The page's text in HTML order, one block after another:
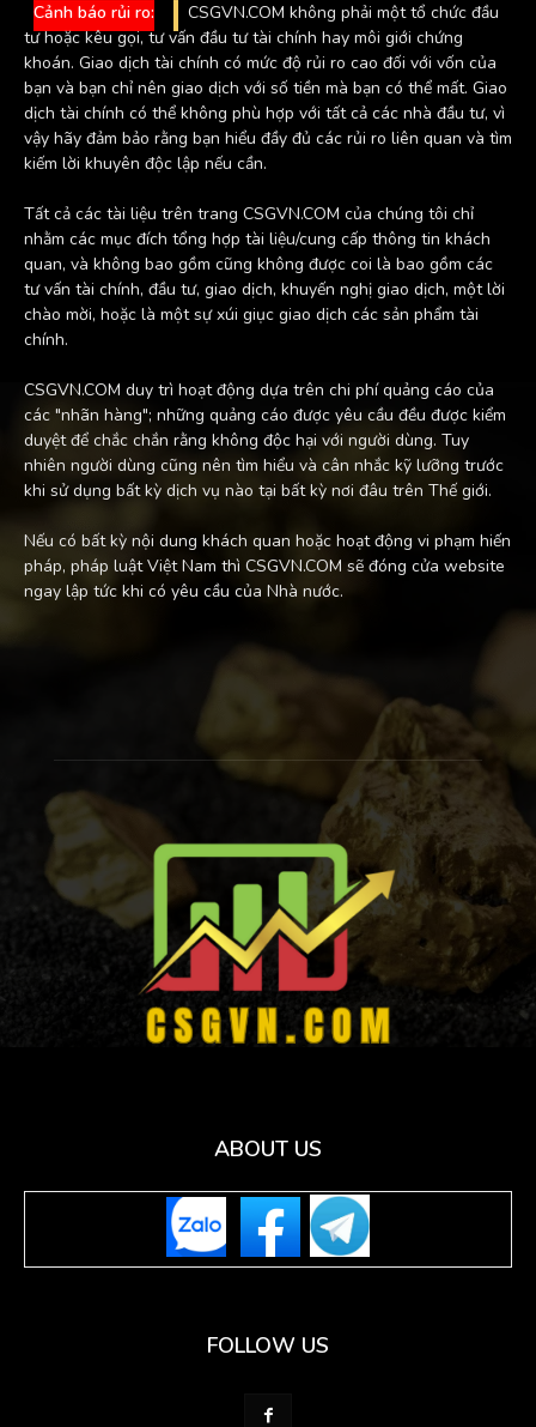
Cảnh báo rủi ro:
CSGVN.COM không phải một tổ chức đầu
tư hoặc kêu gọi, tư vấn đầu tư tài chính hay môi giới chứng
khoán. Giao dịch tài chính có mức độ rủi ro cao đối với vốn của
bạn và bạn chỉ nên giao dịch với số tiền mà bạn có thể mất. Giao
dịch tài chính có thể không phù hợp với tất cả các nhà đầu tư, vì
vậy hãy đảm bảo rằng bạn hiểu đầy đủ các rủi ro liên quan và tìm
kiếm lời khuyên độc lập nếu cần.
Tất cả các tài liệu trên trang CSGVN.COM của chúng tôi chỉ
nhằm các mục đích tổng hợp tài liệu/cung cấp thông tin khách
quan, và không bao gồm cũng không được coi là bao gồm các
tư vấn tài chính, đầu tư, giao dịch, khuyến nghị giao dịch, một lời
chào mời, hoặc là một sự xúi giục giao dịch các sản phẩm tài
chính.
CSGVN.COM duy trì hoạt động dựa trên chi phí quảng cáo của
các "nhãn hàng"; những quảng cáo được yêu cầu đều được kiểm
duyệt để chắc chắn rằng không độc hại với người dùng. Tuy
nhiên người dùng cũng nên tìm hiểu và cân nhắc kỹ lưỡng trước
khi sử dụng bất kỳ dịch vụ nào tại bất kỳ nơi đâu trên Thế giới.
Nếu có bất kỳ nội dung khách quan hoặc hoạt động vi phạm hiến
pháp, pháp luật Việt Nam thì CSGVN.COM sẽ đóng cửa website
ngay lập tức khi có yêu cầu của Nhà nước.
ABOUT US
FOLLOW US